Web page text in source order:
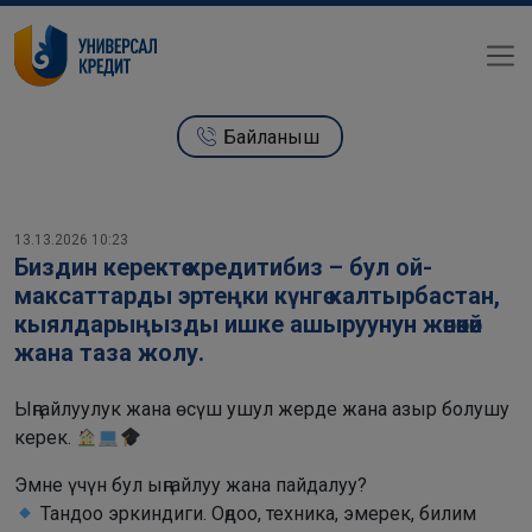
Байланыш
13.13.2026 10:23
Биздин керектөө кредитибиз – бул ой-
максаттарды эртеңки күнгө калтырбастан,
кыялдарыңызды ишке ашыруунун жөнөкөй
жана таза жолу.
Ыңгайлуулук жана өсүш ушул жерде жана азыр болушу
керек.
Эмне үчүн бул ыңгайлуу жана пайдалуу?
Тандоо эркиндиги. Оңдоо, техника, эмерек, билим